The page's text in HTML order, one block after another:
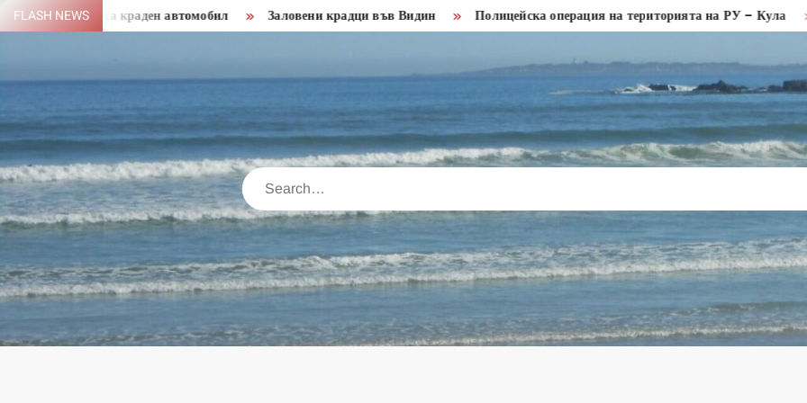
Skip
to
FLASH NEWS
Откриха краден автомобил Заловени крадци във Видин Полицейска операция на територията на РУ – Кула
Search